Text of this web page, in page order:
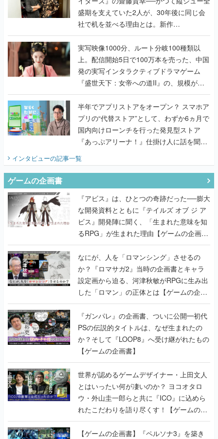
盛期を支えていた2人が、30年後に同じ会
社で机を並べる理由とは。新作
『TATSUJIN EXTREME』で初タッグを組
んだレジェンド2人に訊く開発秘話
実写映像1000分、ルート分岐100種類以
上。配信開始5日で100万本を売った、中国
発の実写インタラクティブドラマゲーム
『盛世天下：女帝への道II』の、規模が違
うこだわりをプロデューサーに聞いた
半年でアプリストアをオープン？ スマホア
プリの“代替ストア”として、わずか6ヵ月で
国内向けローンチを行った発見型ストア
『あっぷアリーナ！』仕掛け人に話を聞い
インタビューの記事一覧
ゲームの企画書
『アビス』は、ひとつの奇跡だった──膨大
な開発資料とともに『テイルズ オブ ジ ア
ビス』開発陣に聞く、「生まれた意味を知
るRPG」が生まれた理由【ゲームの企画
書】
なにが、人を「ロマンシング」させるの
か？『ロマサガ2』当時の企画書とキャラ
設定画から迫る、河津秋敏がRPGに生み出
した「ロマン」の正体とは【ゲームの企画
書】
『ガンパレ』の企画書、ついに公開━初代
PSの伝説的タイトルは、なぜ生まれたの
か？そして『LOOP8』へ受け継がれたもの
【ゲームの企画書】
世界が認めるゲームデザイナー・上田文人
とはいったい何が凄いのか？ ヨコオタロ
ウ・外山圭一郎らと共に『ICO』に込めら
れたこだわりを語り尽くす！【ゲームの企
画書】
【ゲームの企画書】『ペルソナ3』を築き